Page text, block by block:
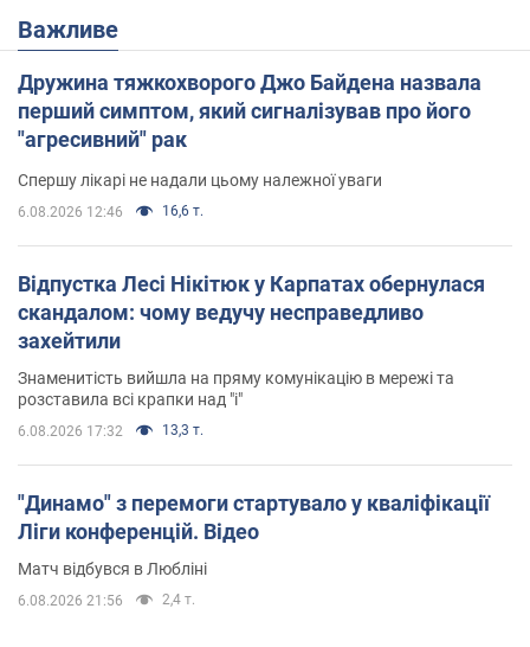
Важливе
Дружина тяжкохворого Джо Байдена назвала
перший симптом, який сигналізував про його
"агресивний" рак
Спершу лікарі не надали цьому належної уваги
6.08.2026 12:46 16,6 т.
Відпустка Лесі Нікітюк у Карпатах обернулася
скандалом: чому ведучу несправедливо
захейтили
Знаменитість вийшла на пряму комунікацію в мережі та
розставила всі крапки над "і"
6.08.2026 17:32 13,3 т.
"Динамо" з перемоги стартувало у кваліфікації
Ліги конференцій. Відео
Матч відбувся в Любліні
6.08.2026 21:56 2,4 т.